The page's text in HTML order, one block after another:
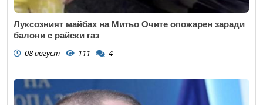
Луксозният майбах на Митьо Очите опожарен заради
балони с райски газ
08 август 111 4